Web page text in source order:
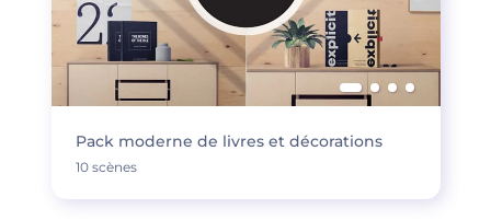
Pack moderne de livres et décorations
10 scènes